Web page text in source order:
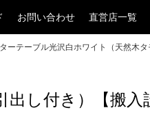
お問い合わせ 直営店一覧
ーテーブル光沢白ホワイト（天然木
し付き）【搬入